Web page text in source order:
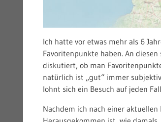
Ich hatte vor etwas mehr als 6
Favoritenpunkte haben. An
diskutiert, ob man
natürlich ist „gut“ immer
lohnt sich ein Besuch auf jeden
Nachdem ich nach einer